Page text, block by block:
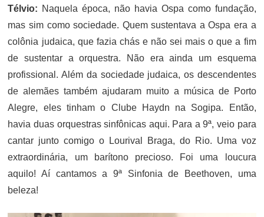
Télvio: Naquela época, não havia Ospa como fundação,
mas sim como sociedade. Quem sustentava a Ospa era a
colônia judaica, que fazia chás e não sei mais o que a fim
de sustentar a orquestra. Não era ainda um esquema
profissional. Além da sociedade judaica, os descendentes
de alemães também ajudaram muito a música de Porto
Alegre, eles tinham o Clube Haydn na Sogipa. Então,
havia duas orquestras sinfônicas aqui. Para a 9ª, veio para
cantar junto comigo o Lourival Braga, do Rio. Uma voz
extraordinária, um barítono precioso. Foi uma loucura
aquilo! Aí cantamos a 9ª Sinfonia de Beethoven, uma
beleza!